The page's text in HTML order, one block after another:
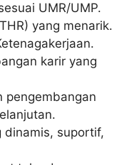
UMR/UMP.
yang menarik.
karir yang
pengembangan
dinamis, suportif,